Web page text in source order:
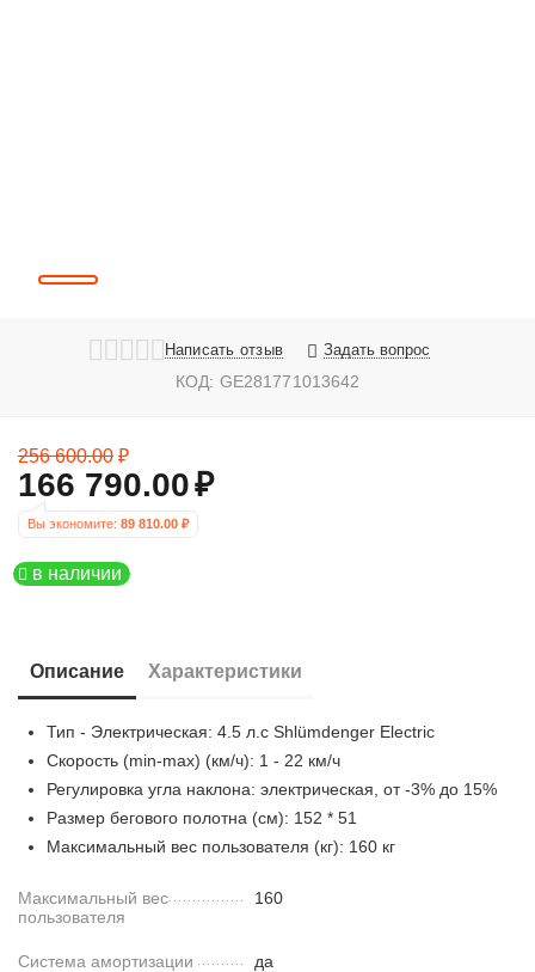
Написать отзыв Задать вопрос
КОД: GE281771013642
256 600.00 ₽
166 790.00₽
Вы экономите: 89 810.00 ₽
в наличии
Описание Характеристики
Тип - Электрическая: 4.5 л.с Shlümdenger Electric
Скорость (min-max) (км/ч): 1 - 22 км/ч
Регулировка угла наклона: электрическая, от -3% до 15%
Размер бегового полотна (см): 152 * 51
Максимальный вес пользователя (кг): 160 кг
Максимальный вес
пользователя
160
Система амортизации да